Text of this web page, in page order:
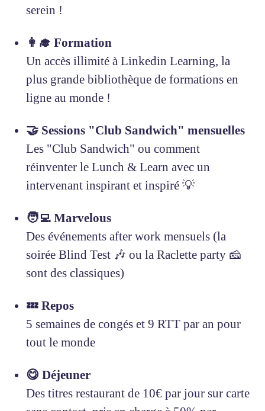
serein !
👩‍🎓 Formation
Un accès illimité à Linkedin Learning, la
plus grande bibliothèque de formations en
ligne au monde !
🤝 Sessions "Club Sandwich" mensuelles
Les "Club Sandwich" ou comment
réinventer le Lunch & Learn avec un
intervenant inspirant et inspiré 💡
🧑‍💻 Marvelous
Des événements after work mensuels (la
soirée Blind Test 🎶 ou la Raclette party 🧀
sont des classiques)
💤 Repos
5 semaines de congés et 9 RTT par an pour
tout le monde
😋 Déjeuner
Des titres restaurant de 10€ par jour sur carte